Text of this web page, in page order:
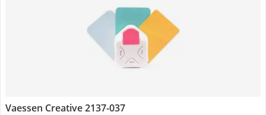
Vaessen Creative 2137-037